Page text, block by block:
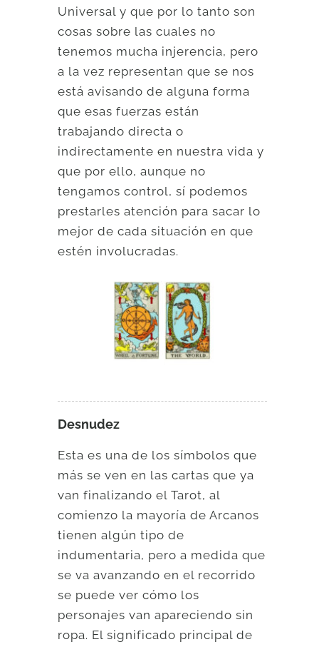
Universal y que por lo tanto son
cosas sobre las cuales no
tenemos mucha injerencia, pero
a la vez representan que se nos
está avisando de alguna forma
que esas fuerzas están
trabajando directa o
indirectamente en nuestra vida y
que por ello, aunque no
tengamos control, sí podemos
prestarles atención para sacar lo
mejor de cada situación en que
estén involucradas.
Desnudez
Esta es una de los símbolos que
más se ven en las cartas que ya
van finalizando el Tarot, al
comienzo la mayoría de Arcanos
tienen algún tipo de
indumentaria, pero a medida que
se va avanzando en el recorrido
se puede ver cómo los
personajes van apareciendo sin
ropa. El significado principal de